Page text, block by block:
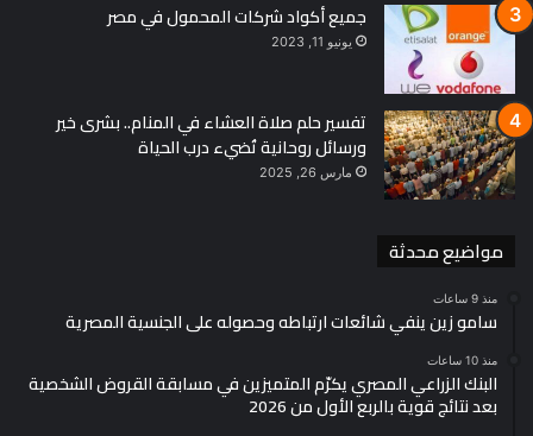
جميع أكواد شركات المحمول في مصر
يونيو 11, 2023
تفسير حلم صلاة العشاء في المنام.. بشرى خير
ورسائل روحانية تُضيء درب الحياة
مارس 26, 2025
مواضيع محدثة
منذ 9 ساعات
سامو زين ينفي شائعات ارتباطه وحصوله على الجنسية المصرية
منذ 10 ساعات
البنك الزراعي المصري يكرّم المتميزين في مسابقة القروض الشخصية
بعد نتائج قوية بالربع الأول من 2026